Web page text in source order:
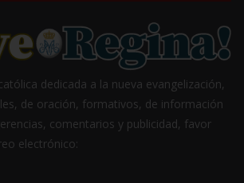
dedicada a la nueva evangelización,
de oración, formativos, de información
comentarios y publicidad, favor
electrónico: